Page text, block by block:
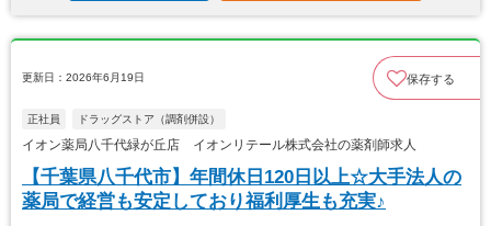
更新日：2026年6月19日 保存する
正社員 ドラッグストア（調剤併設）
イオン薬局八千代緑が丘店 イオンリテール株式会社の薬剤師求人
【千葉県八千代市】年間休日120日以上☆大手法人の
薬局で経営も安定しており福利厚生も充実♪